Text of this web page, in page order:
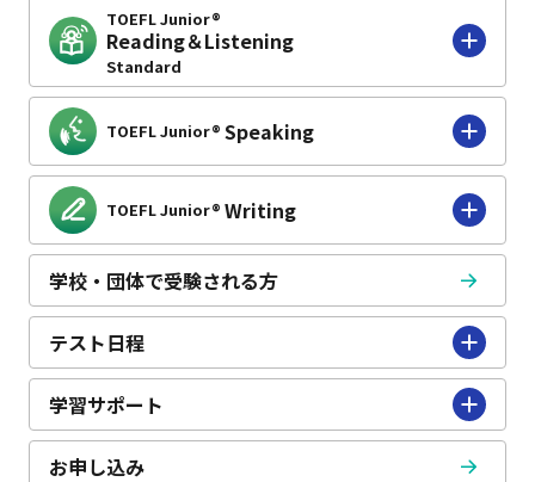
TOEFL Junior®
Reading＆Listening
Standard
TOEFL Junior® Speaking
TOEFL Junior® Writing
学校・団体で受験される方
テスト日程
学習サポート
お申し込み